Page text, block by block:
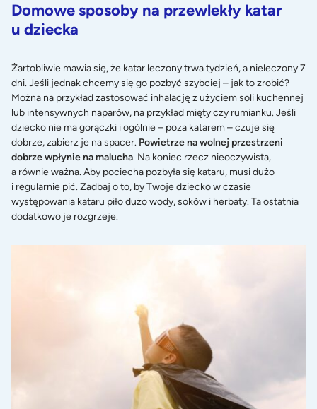
Domowe sposoby na przewlekły katar
u dziecka
Żartobliwie mawia się, że katar leczony trwa tydzień, a nieleczony 7
dni. Jeśli jednak chcemy się go pozbyć szybciej – jak to zrobić?
Można na przykład zastosować inhalację z użyciem soli kuchennej
lub intensywnych naparów, na przykład mięty czy rumianku. Jeśli
dziecko nie ma gorączki i ogólnie – poza katarem – czuje się
dobrze, zabierz je na spacer. Powietrze na wolnej przestrzeni
dobrze wpłynie na malucha. Na koniec rzecz nieoczywista,
a równie ważna. Aby pociecha pozbyła się kataru, musi dużo
i regularnie pić. Zadbaj o to, by Twoje dziecko w czasie
występowania kataru piło dużo wody, soków i herbaty. Ta ostatnia
dodatkowo je rozgrzeje.